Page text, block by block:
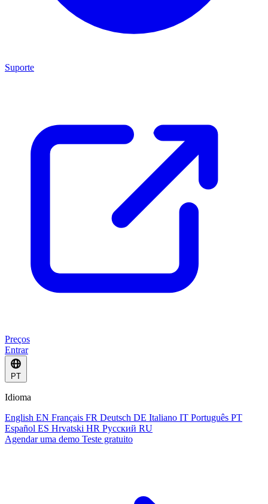
Suporte
Preços
Entrar
PT
Idioma
English EN Français FR Deutsch DE Italiano IT Português PT
Español ES Hrvatski HR Русский RU
Agendar uma demo Teste gratuito